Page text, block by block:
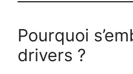
Pourquoi
drivers ?